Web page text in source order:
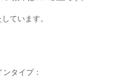
ています。
タイプ：